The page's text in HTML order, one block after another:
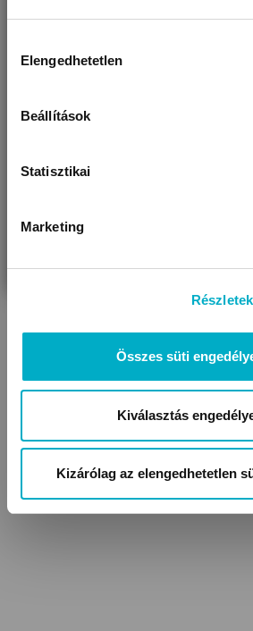
kiválasztása
Elengedhetetlen
Beállítások
Statisztikai
Marketing
Összes süti
Kiválasztás
Kizárólag az elengedhetetlen
Több helyre rögzíthető
Úgy látjuk, most jársz
VÁRANDÓS